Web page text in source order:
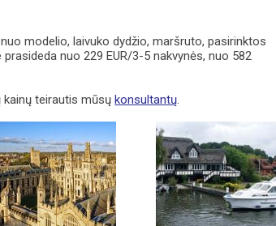
modelio, laivuko dydžio, maršruto, pasirinktos
nuo 229 EUR/3-5 nakvynės, nuo 582
kainų teirautis mūsųkonsultantų.